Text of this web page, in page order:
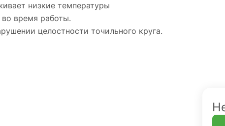
низкие температуры
время работы.
целостности точильного круга.